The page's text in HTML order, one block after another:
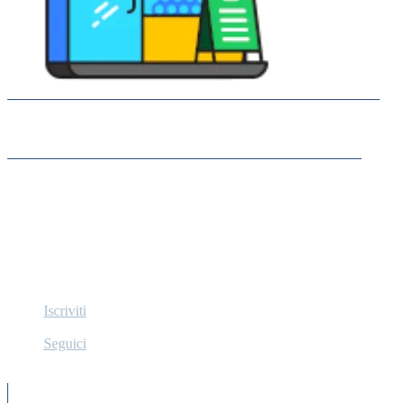
Iscriviti
Seguici